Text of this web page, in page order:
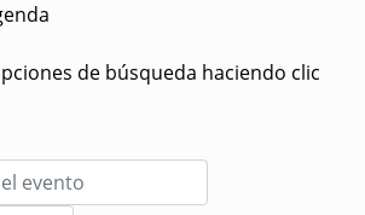
de búsqueda haciendo clic